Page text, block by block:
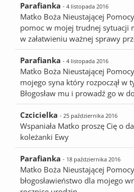
Parafianka - 4 listopada 2016
Matko Boża Nieustającej
pomoc w mojej trudnej sytuacji
w załatwieniu ważnej sprawy
Parafianka - 4 listopada 2016
Matko Boża Nieustającej
mojego syna który rozpoczął w
Błogosław mu i prowadź go w
Czcicielka - 25 października 2016
Wspaniała Matko proszę Cię o
koleżanki Ewy
Parafianka - 18 października 2016
Matko Boża Nieustającej
błogosławieństwo dla mojego